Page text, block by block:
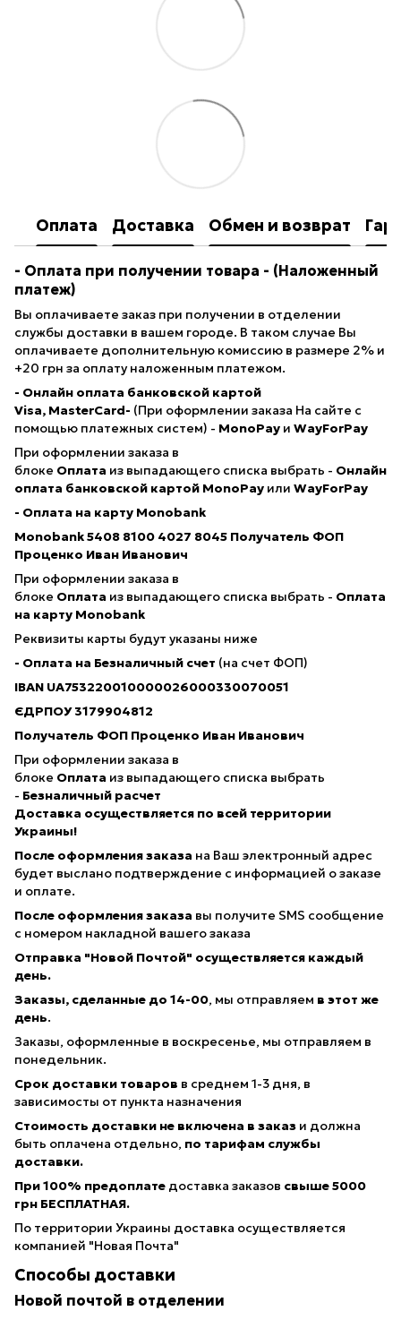
Оплата Доставка Обмен и возврат
- Оплата при получении товара - (Наложенный
платеж)
Вы оплачиваете заказ при получении в отделении
службы доставки в вашем городе. В таком случае Вы
оплачиваете дополнительную комиссию в размере 2% и
+20 грн за оплату наложенным платежом.
- Онлайн оплата банковской картой
Visa, MasterCard- (При оформлении заказа На сайте с
помощью платежных систем) - MonoPay и WayForPay
При оформлении заказа в
блоке Оплата из выпадающего списка выбрать - Онлайн
оплата банковской картой MonoPay или WayForPay
- Оплата на карту Monobank
Monobank 5408 8100 4027 8045 Получатель ФОП
Проценко Иван Иванович
При оформлении заказа в
блоке Оплата из выпадающего списка выбрать - Оплата
на карту Monobank
Реквизиты карты будут указаны ниже
- Оплата на Безналичный счет (на счет ФОП)
IBAN UA753220010000026000330070051
ЄДРПОУ 3179904812
Получатель ФОП Проценко Иван Иванович
При оформлении заказа в
блоке Оплата из выпадающего списка выбрать
- Безналичный расчет
Доставка осуществляется по всей территории
Украины!
После оформления заказа на Ваш электронный адрес
будет выслано подтверждение с информацией о заказе
и оплате.
После оформления заказа вы получите SMS сообщение
с номером накладной вашего заказа
Отправка "Новой Почтой" осуществляется каждый
день.
Заказы, сделанные до 14-00, мы отправляем в этот же
день.
Заказы, оформленные в воскресенье, мы отправляем в
понедельник.
Срок доставки товаров в среднем 1-3 дня, в
зависимосты от пункта назначения
Стоимость доставки не включена в заказ и должна
быть оплачена отдельно, по тарифам службы
доставки.
При 100% предоплате доставка заказов свыше 5000
грн БЕСПЛАТНАЯ.
По территории Украины доставка осуществляется
компанией "Новая Почта"
Способы доставки
Новой почтой в отделении